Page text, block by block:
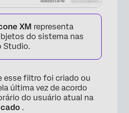
XM representa
do sistema nas
Studio.
esse filtro foi criado ou
última vez de acordo
do usuário atual na
.